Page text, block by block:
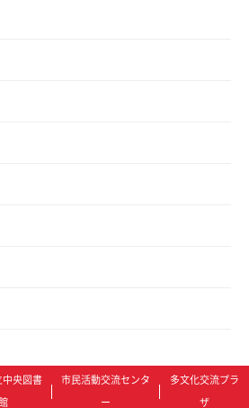
中央図書
市民活動交流センタ
ー
多文化交流プラ
ザ